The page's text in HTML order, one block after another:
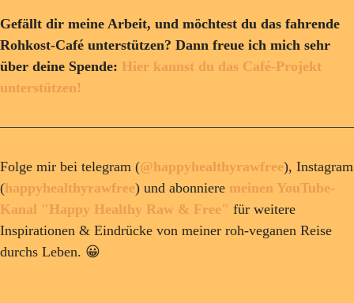
Gefällt dir meine Arbeit, und möchtest du das fahrende
Rohkost-Café unterstützen? Dann freue ich mich sehr
über deine Spende: Hier kannst du das Café-Projekt
unterstützen!
Folge mir bei telegram (@happyhealthyrawfree), Instagram
(happyhealthyrawfree) und abonniere meinen YouTube-
Kanal "Happy Healthy Raw & Free" für weitere
Inspirationen & Eindrücke von meiner roh-veganen Reise
durchs Leben. 😀